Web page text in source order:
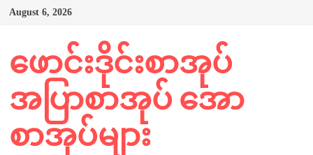
Skip
August 6, 2026
ဖောင်းဒိုင်းစာအုပ်
အပြာစာအုပ် အော
စာအုပ်များ